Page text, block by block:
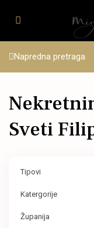
Napredna pretraga
Sveti
Tipovi
Katergorije
Županija